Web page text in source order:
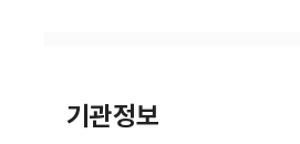
기관정보